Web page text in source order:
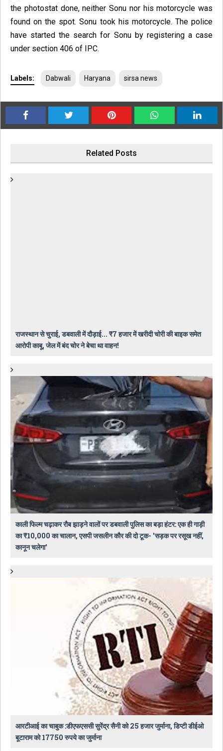
the photostat done, neither Sonu nor his motorcycle was
found on the spot. Sonu took his motorcycle. The police
have started the search for Sonu by registering a case
under section 406 of IPC.
Labels: Dabwali Haryana sirsa news
Related Posts
राजस्थान से चुराई, डबवाली में दौड़ाई... ₹7 हजार में खरीदी चोरी की बाइक समेत
आरोपी काबू, जेल में बंद चोर ने बेचा था वाहन!
काली फिल्म चढ़ाकर रौब झाड़ने वालों पर डबवाली पुलिस का बड़ा हंटर: एक ही गाड़ी
का ₹10,000 का चालान, एसपी जसलीन कौर की दो टूक- 'सड़क पर रसूख नहीं,
कानून चलेगा'
आरटीआई का चाबुक :डीएफएससी सुरेंद्र सैनी को 25 हजार जुर्माना, डिप्टी डीईओ
बूटाराम को 17750 रुपये का जुर्माना